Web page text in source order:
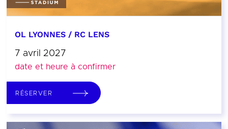
OL LYONNES / RC LENS
7 avril 2027
date et heure à confirmer
RÉSERVER